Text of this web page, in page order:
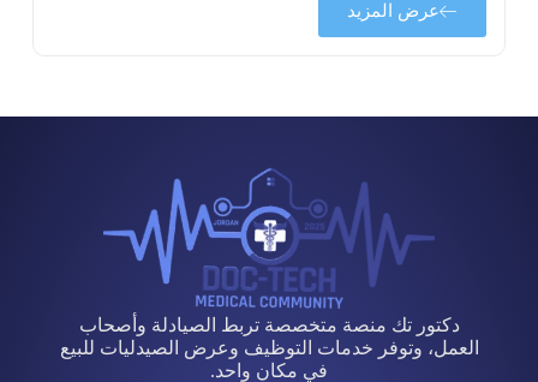
عرض المزيد
دكتور تك منصة متخصصة تربط الصيادلة وأصحاب
العمل، وتوفر خدمات التوظيف وعرض الصيدليات للبيع
في مكان واحد.